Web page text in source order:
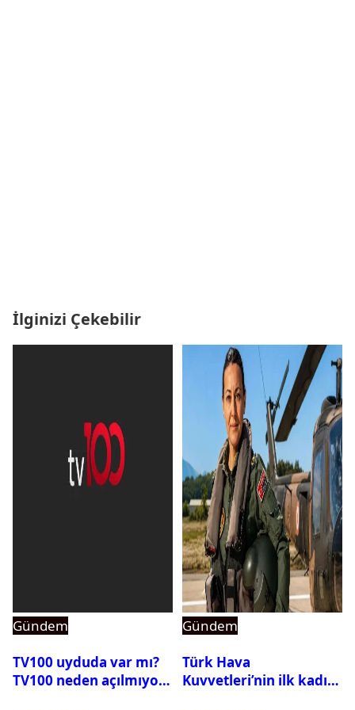
İlginizi Çekebilir
Gündem
TV100 uyduda var mı?
TV100 neden açılmıyor?
Gündem
Türk Hava
Kuvvetleri’nin ilk kadın